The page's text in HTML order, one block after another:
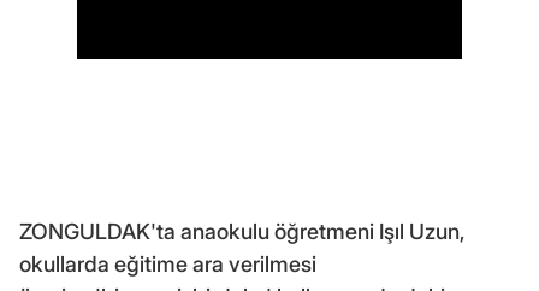
ZONGULDAK'ta anaokulu öğretmeni Işıl Uzun,
okullarda eğitime ara verilmesi